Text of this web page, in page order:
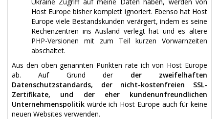
Host Europe bisher komplett ignoriert. Ebenso hat Host
Europe viele Bestandskunden verärgert, indem es seine
Rechenzentren ins Ausland verlegt hat und es ältere
PHP-Versionen mit zum Teil kurzen Vorwarnzeiten
abschaltet.
Aus den oben genannten Punkten rate ich von Host Europe
ab. Auf Grund der der zweifelhaften
Datenschutzstandards, der nicht-kostenfreien SSL-
Zertifikate, und der eher kundenunfreundlichen
Unternehmenspolitik würde ich Host Europe auch für keine
neuen Websites verwenden.